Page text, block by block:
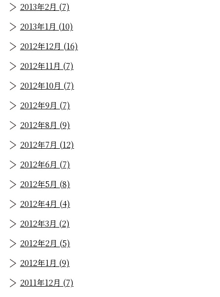
2013年2月 (7)
2013年1月 (10)
2012年12月 (16)
2012年11月 (7)
2012年10月 (7)
2012年9月 (7)
2012年8月 (9)
2012年7月 (12)
2012年6月 (7)
2012年5月 (8)
2012年4月 (4)
2012年3月 (2)
2012年2月 (5)
2012年1月 (9)
2011年12月 (7)